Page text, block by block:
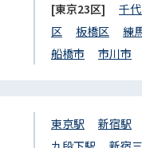
[東京23区] 千
区
板橋区
練
船橋市
市川市
東京駅
新宿駅